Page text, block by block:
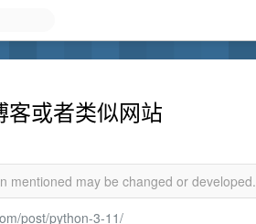
或者类似网站
mentioned may be changed or developed.
post/python-3-11/